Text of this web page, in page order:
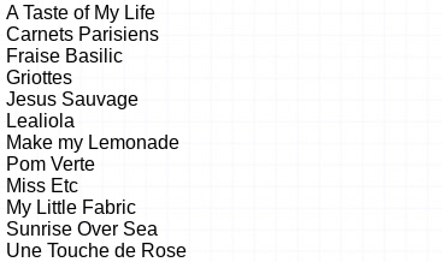
A Taste of My Life
Carnets Parisiens
Fraise Basilic
Griottes
Jesus Sauvage
Lealiola
Make my Lemonade
Pom Verte
Miss Etc
My Little Fabric
Sunrise Over Sea
Une Touche de Rose